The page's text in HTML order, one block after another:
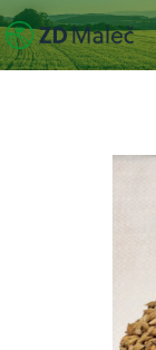
Přejít
na
obsah